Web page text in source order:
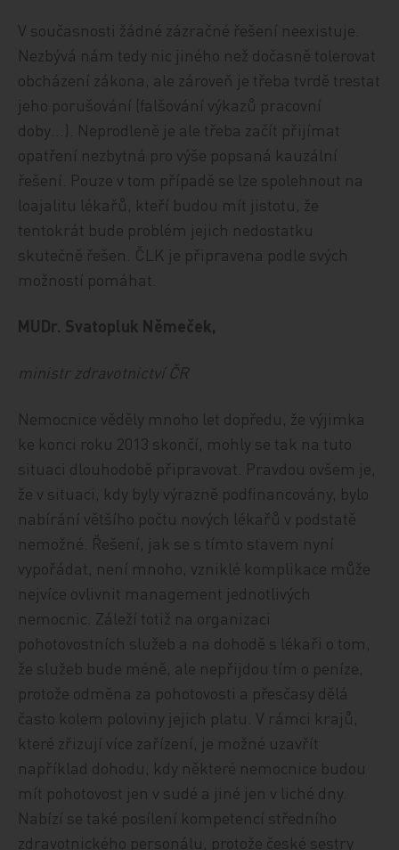
V současnosti žádné zázračné řešení neexistuje.
Nezbývá nám tedy nic jiného než dočasně tolerovat
obcházení zákona, ale zároveň je třeba tvrdě trestat
jeho porušování (falšování výkazů pracovní
doby…). Neprodleně je ale třeba začít přijímat
opatření nezbytná pro výše popsaná kauzální
řešení. Pouze v tom případě se lze spolehnout na
loajalitu lékařů, kteří budou mít jistotu, že
tentokrát bude problém jejich nedostatku
skutečně řešen. ČLK je připravena podle svých
možností pomáhat.
MUDr. Svatopluk Němeček,
ministr zdravotnictví ČR
Nemocnice věděly mnoho let dopředu, že výjimka
ke konci roku 2013 skončí, mohly se tak na tuto
situaci dlouhodobě připravovat. Pravdou ovšem je,
že v situaci, kdy byly výrazně podfinancovány, bylo
nabírání většího počtu nových lékařů v podstatě
nemožné. Řešení, jak se s tímto stavem nyní
vypořádat, není mnoho, vzniklé komplikace může
nejvíce ovlivnit management jednotlivých
nemocnic. Záleží totiž na organizaci
pohotovostních služeb a na dohodě s lékaři o tom,
že služeb bude méně, ale nepřijdou tím o peníze,
protože odměna za pohotovosti a přesčasy dělá
často kolem poloviny jejich platu. V rámci krajů,
které zřizují více zařízení, je možné uzavřít
například dohodu, kdy některé nemocnice budou
mít pohotovost jen v sudé a jiné jen v liché dny.
Nabízí se také posílení kompetencí středního
zdravotnického personálu, protože české sestry